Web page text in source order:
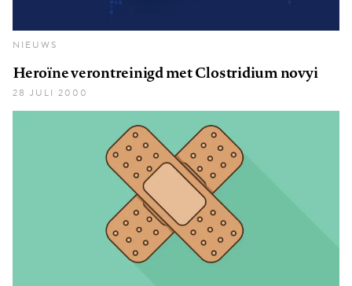
NIEUWS
Heroïne verontreinigd met Clostridium novyi
28 JULI 2000